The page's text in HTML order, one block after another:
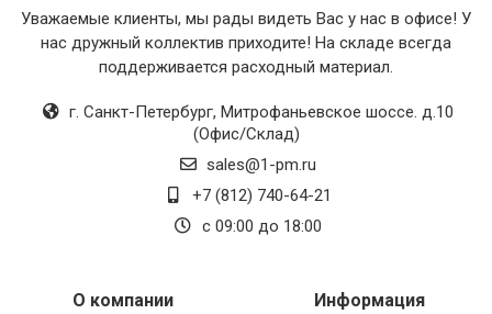
Уважаемые клиенты, мы рады видеть Вас у нас в офисе! У
нас дружный коллектив приходите! На складе всегда
поддерживается расходный материал.
г. Санкт-Петербург, Митрофаньевское шоссе. д.10
(Офис/Склад)
sales@1-pm.ru
+7 (812) 740-64-21
с 09:00 до 18:00
О компании Информация